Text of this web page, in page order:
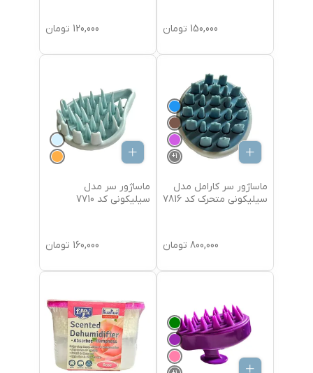
150,000 تومان 120,000 تومان
1
+
ماساژور سر کارامل مدل
سیلیکونی متحرک کد 7816
800,000 تومان
ماساژور سر مدل
سیلیکونی کد 7710
160,000 تومان